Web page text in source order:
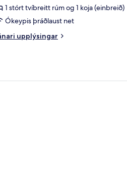
1 stórt tvíbreitt rúm og 1 koja (einbreið)
Ókeypis þráðlaust net
upplýsingar